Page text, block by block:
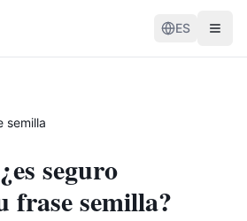
ES
semilla
seguro
semilla?